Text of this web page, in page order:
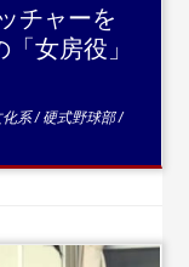
チャーを
女房役」
化系/硬式野球部/